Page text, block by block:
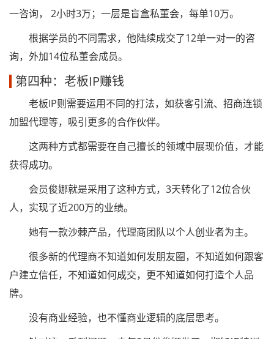
一咨询， 2小时3万；一层是盲盒私董会，每单10万。
根据学员的不同需求，他陆续成交了12单一对一的咨
询，外加14位私董会成员。
第四种：老板IP赚钱
老板IP则需要运用不同的打法，如获客引流、招商连锁
加盟代理等，吸引更多的合作伙伴。
这两种方式都需要在自己擅长的领域中展现价值，才能
获得成功。
会员俊娜就是采用了这种方式，3天转化了12位合伙
人，实现了近200万的业绩。
她有一款沙棘产品，代理商团队以个人创业者为主。
很多新的代理商不知道如何发朋友圈，不知道如何跟客
户建立信任，不知道如何成交，更不知道如何打造个人品
牌。
没有商业经验，也不懂商业逻辑的底层思考。